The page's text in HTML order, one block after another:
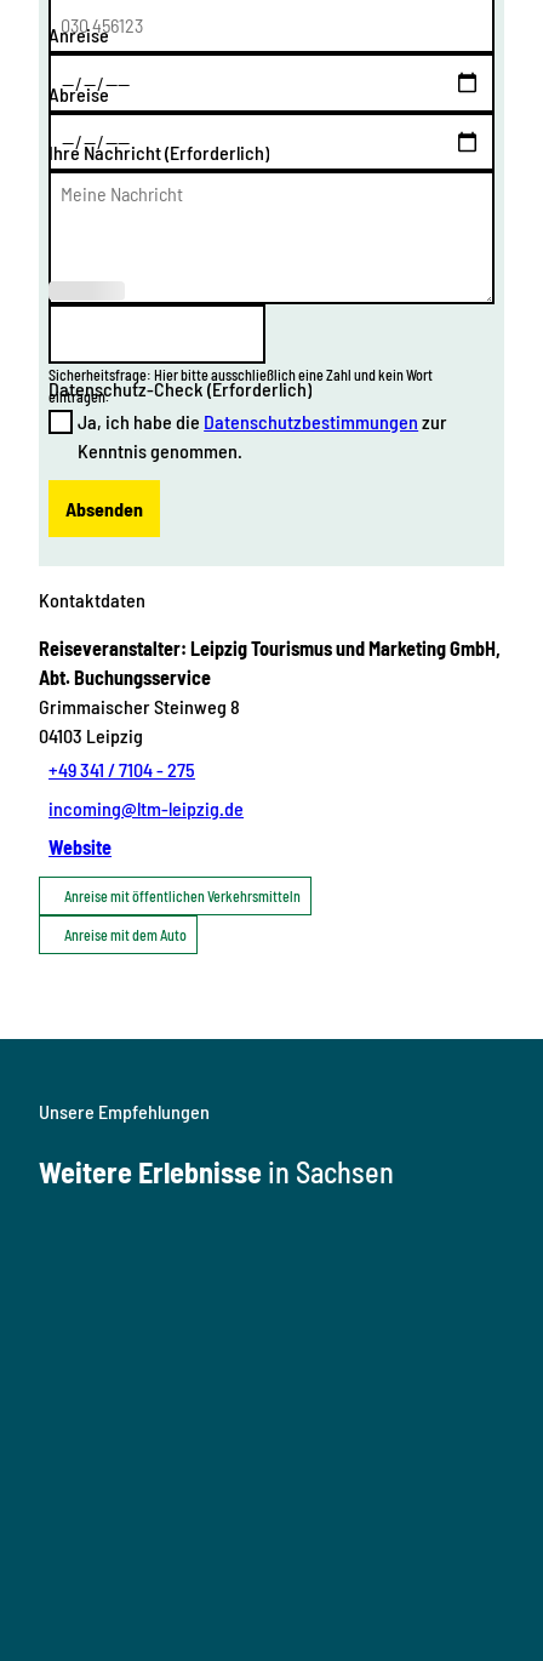
Anreise
Abreise
Ihre Nachricht(Erforderlich)
(Erforderl
Sicherheitsfrage: Hier bitte ausschließlich eine Zahl und kein Wort
eintragen.
Datenschutz-Check(Erforderlich)
Ja, ich habe die Datenschutzbestimmungen zur
Kenntnis genommen.
Absenden
Kontaktdaten
Reiseveranstalter: Leipzig Tourismus und Marketing GmbH,
Abt. Buchungsservice
Grimmaischer Steinweg 8
04103 Leipzig
+49 341 / 7104 - 275
incoming@ltm-leipzig.de
Website
Anreise mit öffentlichen Verkehrsmitteln
Anreise mit dem Auto
Unsere Empfehlungen
Weitere Erlebnisse in Sachsen